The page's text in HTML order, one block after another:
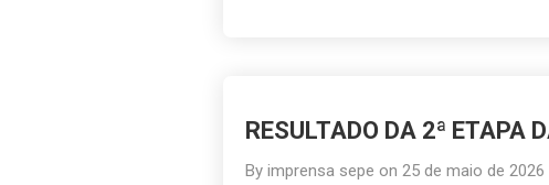
RESULTADO DA 2ª ETAPA
By imprensa sepe on 25 de maio de 2026